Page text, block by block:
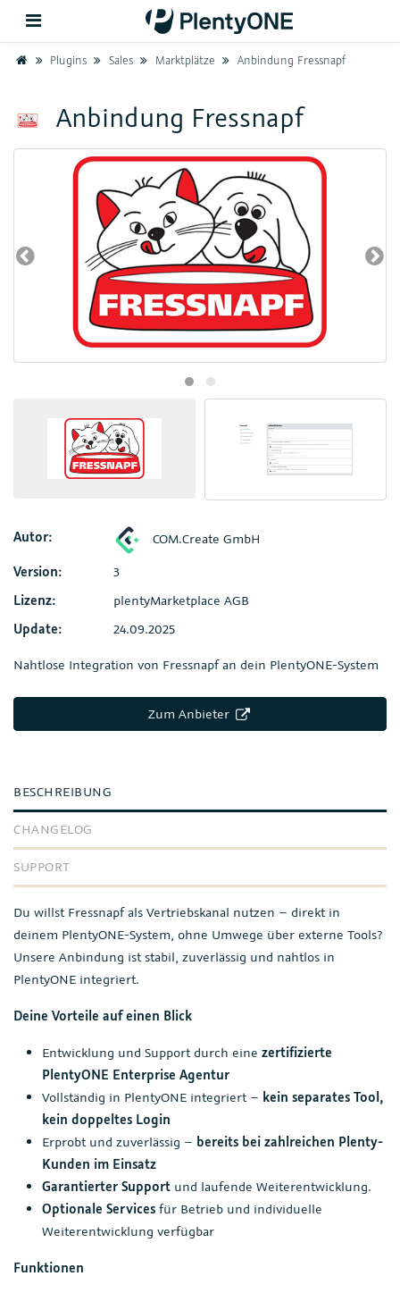
Zurück
Support
HomePlugins Sales Marktplätze Anbindung Fressnapf
Anbindung Fressnapf
Autor:
COM.Create GmbH
Version:
3
Lizenz:
plentyMarketplace AGB
Update:
24.09.2025
Nahtlose Integration von Fressnapf an dein PlentyONE-System
Zum Anbieter
BESCHREIBUNG
CHANGELOG
SUPPORT
Du willst Fressnapf als Vertriebskanal nutzen – direkt in
deinem PlentyONE-System, ohne Umwege über externe Tools?
Unsere Anbindung ist stabil, zuverlässig und nahtlos in
PlentyONE integriert.
Deine Vorteile auf einen Blick
Entwicklung und Support durch eine zertifizierte
PlentyONE Enterprise Agentur
Vollständig in PlentyONE integriert – kein separates Tool,
kein doppeltes Login
Erprobt und zuverlässig – bereits bei zahlreichen Plenty-
Kunden im Einsatz
Garantierter Support und laufende Weiterentwicklung.
Optionale Services für Betrieb und individuelle
Weiterentwicklung verfügbar
Funktionen